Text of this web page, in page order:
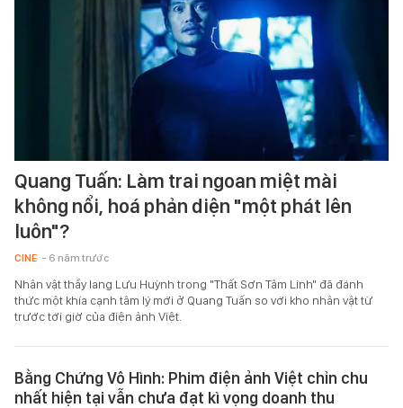
Quang Tuấn: Làm trai ngoan miệt mài
không nổi, hoá phản diện "một phát lên
luôn"?
CINE - 6 năm trước
Nhân vật thầy lang Lưu Huỳnh trong "Thất Sơn Tâm Linh" đã đánh
thức một khía cạnh tâm lý mới ở Quang Tuấn so với kho nhân vật từ
trước tới giờ của điện ảnh Việt.
Bằng Chứng Vô Hình: Phim điện ảnh Việt chỉn chu
nhất hiện tại vẫn chưa đạt kì vọng doanh thu